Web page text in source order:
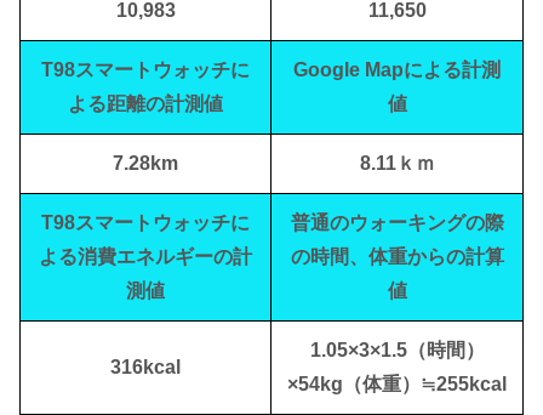
10,983 11,650
T98スマートウォッチに
よる距離の計測値
Google Mapによる計測
値
7.28km 8.11ｋｍ
T98スマートウォッチに
よる消費エネルギーの計
測値
普通のウォーキングの際
の時間、体重からの計算
値
316kcal
1.05×3×1.5（時間）
×54kg（体重）≒255kcal